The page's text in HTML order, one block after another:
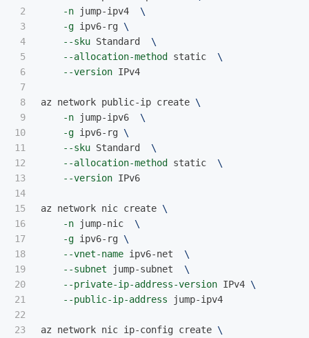
2
3
4
5
6
7
8
9
10
11
12
13
14
15
16
17
18
19
20
21
22
23
-n jump-ipv4 \
-g ipv6-rg \
--sku Standard \
--allocation-method
static \
--version IPv4
az network public-ip create \
-n jump-ipv6 \
-g ipv6-rg \
--sku Standard \
--allocation-method
static \
--version IPv6
az network nic create \
-n jump-nic \
-g ipv6-rg \
--vnet-name ipv6-net \
--subnet jump-subnet \
--private-ip-address-version IPv4 \
--public-ip-address jump-ipv4
az network nic ip-config create \